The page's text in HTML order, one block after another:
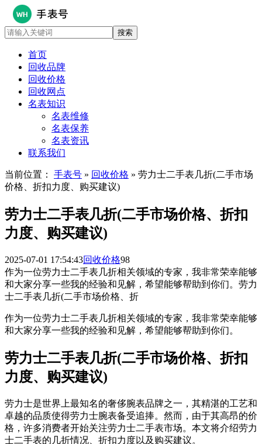
首页
回收品牌
回收价格
回收网点
名表知识
名表维修
名表保养
名表资讯
联系我们
当前位置： 手表号 » 回收价格 » 劳力士二手表几折(二手市场
价格、折扣力度、购买建议)
劳力士二手表几折(二手市场价格、折扣
力度、购买建议)
2025-07-01 17:54:43回收价格98
作为一位劳力士二手表几折相关领域的专家，我非常荣幸能够
和大家分享一些我的经验和见解，希望能够帮助到你们。劳力
士二手表几折(二手市场价格、折
作为一位劳力士二手表几折相关领域的专家，我非常荣幸能够
和大家分享一些我的经验和见解，希望能够帮助到你们。
劳力士二手表几折(二手市场价格、折扣
力度、购买建议)
劳力士是世界上最知名的奢侈腕表品牌之一，其精湛的工艺和
卓越的品质使得劳力士腕表备受追捧。然而，由于其高昂的价
格，许多消费者开始关注劳力士二手表市场。本文将介绍劳力
士二手表的几折情况、折扣力度以及购买建议。